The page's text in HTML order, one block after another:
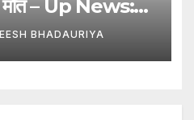
मौत – Up News:
In
After
BHADAURIYA